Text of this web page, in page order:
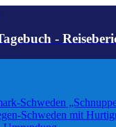
-
Schweden
Schweden mit